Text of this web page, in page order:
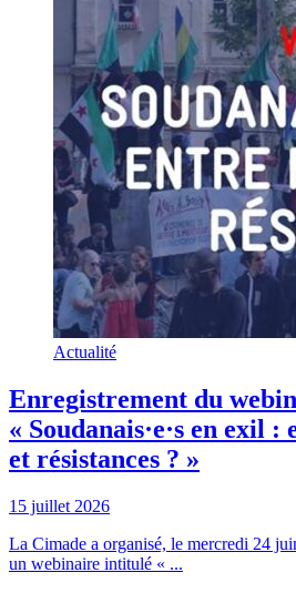
Actualité
Enregistrement du
« Soudanais·e·s en exil
et résistances ? »
15 juillet 2026
La Cimade a organisé, le mercredi 24
un webinaire intitulé « ...